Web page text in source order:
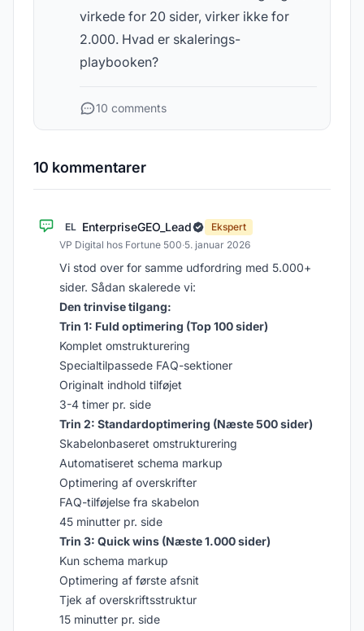
virkede for 20 sider, virker ikke for
2.000. Hvad er skalerings-
playbooken?
10 comments
10 kommentarer
EL EnterpriseGEO_Lead
Ekspert
VP Digital hos Fortune 500·5. januar 2026
Vi stod over for samme udfordring med 5.000+
sider. Sådan skalerede vi:
Den trinvise tilgang:
Trin 1: Fuld optimering (Top 100 sider)
Komplet omstrukturering
Specialtilpassede FAQ-sektioner
Originalt indhold tilføjet
3-4 timer pr. side
Trin 2: Standardoptimering (Næste 500 sider)
Skabelonbaseret omstrukturering
Automatiseret schema markup
Optimering af overskrifter
FAQ-tilføjelse fra skabelon
45 minutter pr. side
Trin 3: Quick wins (Næste 1.000 sider)
Kun schema markup
Optimering af første afsnit
Tjek af overskriftsstruktur
15 minutter pr. side